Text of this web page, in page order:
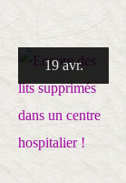
19 avr.